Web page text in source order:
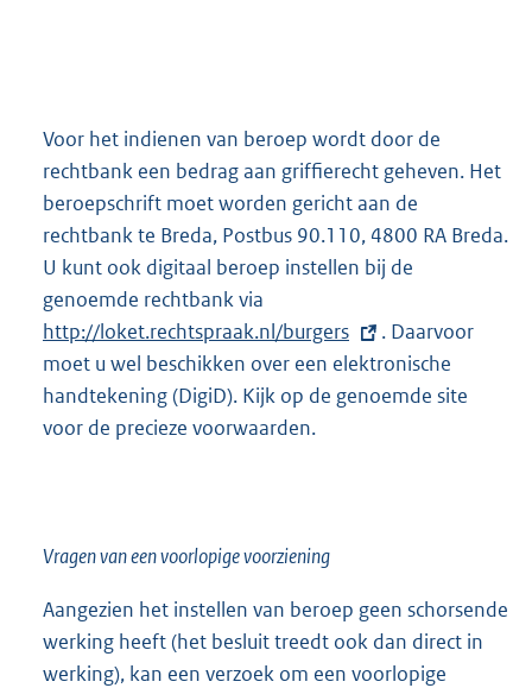
Voor het indienen van beroep wordt door de
rechtbank een bedrag aan griffierecht geheven. Het
beroepschrift moet worden gericht aan de
rechtbank te Breda, Postbus 90.110, 4800 RA Breda.
U kunt ook digitaal beroep instellen bij de
genoemde rechtbank via
x
t
e
r
i
k
:
http://loket.rechtspraak.nl/burgers
. Daarvoor
moet u wel beschikken over een elektronische
handtekening (DigiD). Kijk op de genoemde site
voor de precieze voorwaarden.
Vragen van een voorlopige voorziening
Aangezien het instellen van beroep geen schorsende
werking heeft (het besluit treedt ook dan direct in
werking), kan een verzoek om een voorlopige